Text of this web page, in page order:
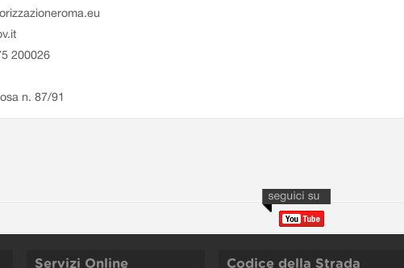
200026
n. 87/91
Servizi Online Codice della Strada